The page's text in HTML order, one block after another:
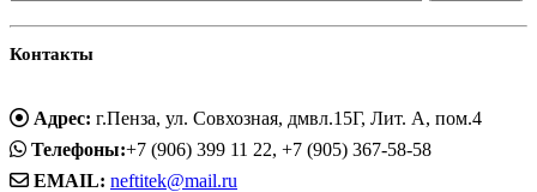
Контакты
Адрес: г.Пенза, ул. Совхозная, дмвл.15Г, Лит. А, пом.4
Телефоны:+7 (906) 399 11 22, +7 (905) 367-58-58
EMAIL: neftitek@mail.ru